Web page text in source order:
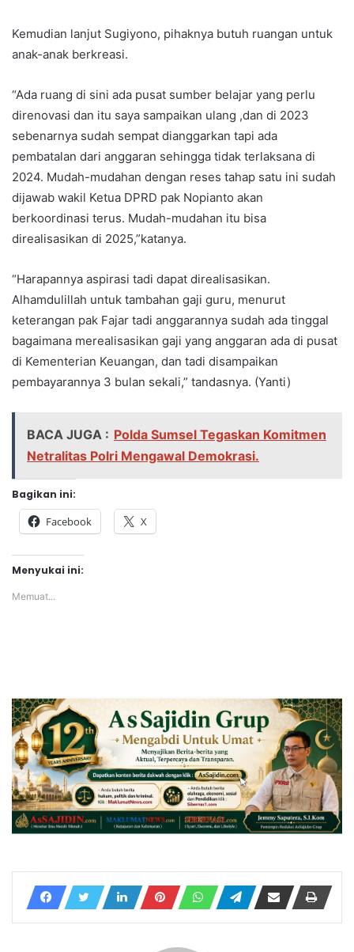
Kemudian lanjut Sugiyono, pihaknya butuh ruangan untuk
anak-anak berkreasi.
“Ada ruang di sini ada pusat sumber belajar yang perlu
direnovasi dan itu saya sampaikan ulang ,dan di 2023
sebenarnya sudah sempat dianggarkan tapi ada
pembatalan dari anggaran sehingga tidak terlaksana di
2024. Mudah-mudahan dengan reses tahap satu ini sudah
dijawab wakil Ketua DPRD pak Nopianto akan
berkoordinasi terus. Mudah-mudahan itu bisa
direalisasikan di 2025,”katanya.
“Harapannya aspirasi tadi dapat direalisasikan.
Alhamdulillah untuk tambahan gaji guru, menurut
keterangan pak Fajar tadi anggarannya sudah ada tinggal
bagaimana merealisasikan gaji yang anggaran ada di pusat
di Kementerian Keuangan, dan tadi disampaikan
pembayarannya 3 bulan sekali,” tandasnya. (Yanti)
BACA JUGA : Polda Sumsel Tegaskan Komitmen
Netralitas Polri Mengawal Demokrasi.
Bagikan ini:
Facebook X
Menyukai ini:
Memuat...